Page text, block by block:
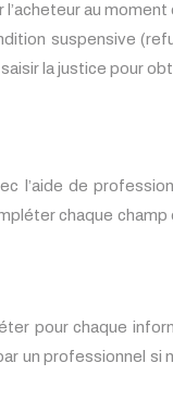
au
suspensive
la justice pour
l’aide de
chaque champ
pour chaque
un professionnel si